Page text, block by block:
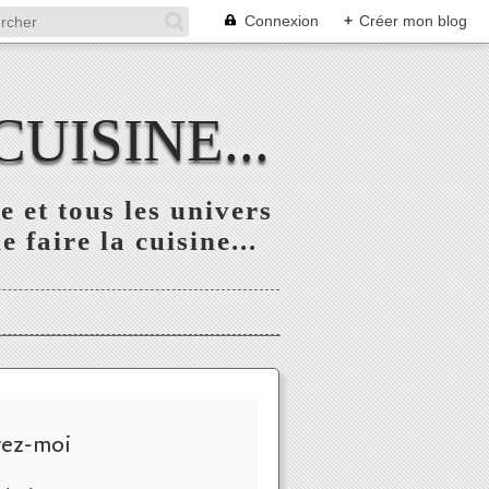
Connexion + Créer mon blog
et tous les univers
faire la cuisine...
moi